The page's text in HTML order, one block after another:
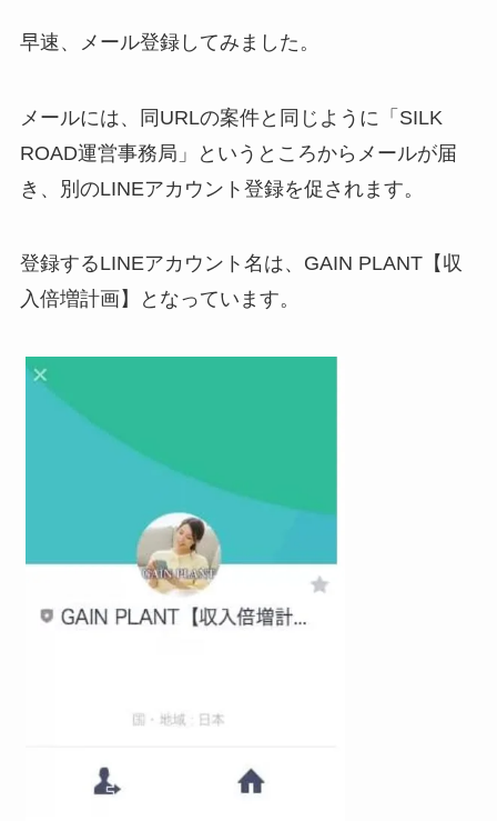
早速、メール登録してみました。
メールには、同URLの案件と同じように「SILK
ROAD運営事務局」というところからメールが届
き、別のLINEアカウント登録を促されます。
登録するLINEアカウント名は、GAIN PLANT【収
入倍増計画】となっています。